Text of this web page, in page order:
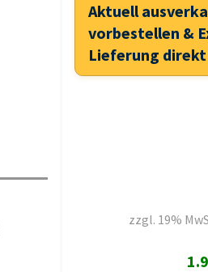
Aktuell
vorbestellen &
Lieferung
zzgl. 19%